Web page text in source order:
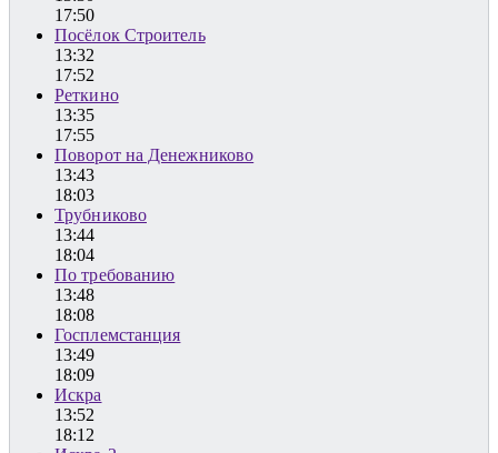
17:50
Посёлок Строитель
13:32
17:52
Реткино
13:35
17:55
Поворот на Денежниково
13:43
18:03
Трубниково
13:44
18:04
По требованию
13:48
18:08
Госплемстанция
13:49
18:09
Искра
13:52
18:12